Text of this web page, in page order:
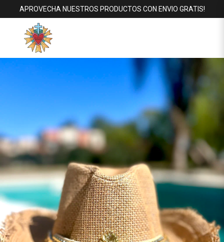
APROVECHA NUESTROS PRODUCTOS CON ENVIO GRATIS!